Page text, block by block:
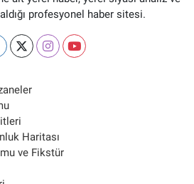
profesyonel haber sitesi.
Haritası
ve Fikstür